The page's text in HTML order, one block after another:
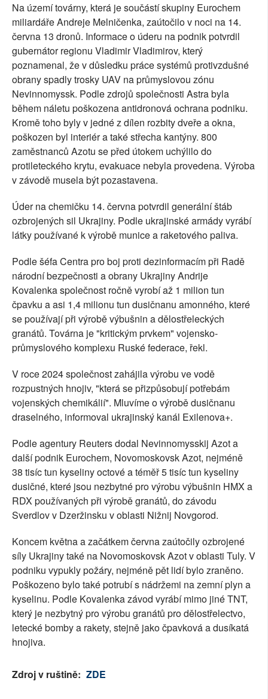
Na území továrny, která je součástí skupiny Eurochem
miliardáře Andreje Melničenka, zaútočilo v noci na 14.
června 13 dronů. Informace o úderu na podnik potvrdil
gubernátor regionu Vladimir Vladimirov, který
poznamenal, že v důsledku práce systémů protivzdušné
obrany spadly trosky UAV na průmyslovou zónu
Nevinnomyssk. Podle zdrojů společnosti Astra byla
během náletu poškozena antidronová ochrana podniku.
Kromě toho byly v jedné z dílen rozbity dveře a okna,
poškozen byl interiér a také střecha kantýny. 800
zaměstnanců Azotu se před útokem uchýlilo do
protileteckého krytu, evakuace nebyla provedena. Výroba
v závodě musela být pozastavena.
Úder na chemičku 14. června potvrdil generální štáb
ozbrojených sil Ukrajiny. Podle ukrajinské armády vyrábí
látky používané k výrobě munice a raketového paliva.
Podle šéfa Centra pro boj proti dezinformacím při Radě
národní bezpečnosti a obrany Ukrajiny Andrije
Kovalenka společnost ročně vyrobí až 1 milion tun
čpavku a asi 1,4 milionu tun dusičnanu amonného, které
se používají při výrobě výbušnin a dělostřeleckých
granátů. Továrna je "kritickým prvkem" vojensko-
průmyslového komplexu Ruské federace, řekl.
V roce 2024 společnost zahájila výrobu ve vodě
rozpustných hnojiv, "která se přizpůsobují potřebám
vojenských chemikálií". Mluvíme o výrobě dusičnanu
draselného, informoval ukrajinský kanál Exilenova+.
Podle agentury Reuters dodal Nevinnomysskij Azot a
další podnik Eurochem, Novomoskovsk Azot, nejméně
38 tisíc tun kyseliny octové a téměř 5 tisíc tun kyseliny
dusičné, které jsou nezbytné pro výrobu výbušnin HMX a
RDX používaných při výrobě granátů, do závodu
Sverdlov v Dzeržinsku v oblasti Nižnij Novgorod.
Koncem května a začátkem června zaútočily ozbrojené
síly Ukrajiny také na Novomoskovsk Azot v oblasti Tuly. V
podniku vypukly požáry, nejméně pět lidí bylo zraněno.
Poškozeno bylo také potrubí s nádržemi na zemní plyn a
kyselinu. Podle Kovalenka závod vyrábí mimo jiné TNT,
který je nezbytný pro výrobu granátů pro dělostřelectvo,
letecké bomby a rakety, stejně jako čpavková a dusíkatá
hnojiva.
Zdroj v ruštině: ZDE